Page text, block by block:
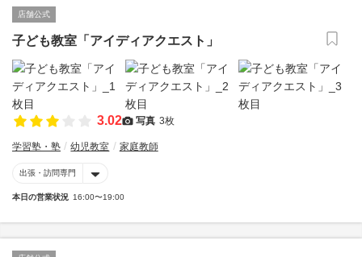
店舗公式
子ども教室「アイディアクエスト」
3.02 写真 3枚
学習塾・塾 幼児教室 家庭教師
出張・訪問専門
本日の営業状況 16:00〜19:00